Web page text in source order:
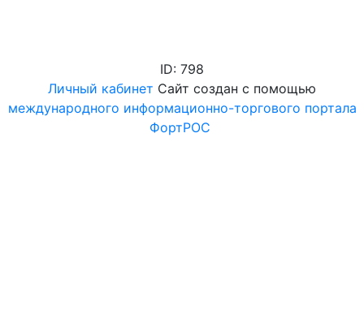
ID: 798
Личный кабинет Сайт создан с помощью
международного информационно-торгового портала
ФортРОС